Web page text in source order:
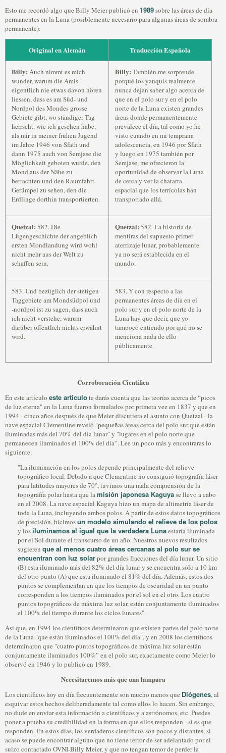
Esto me recordó algo que Billy Meier publicó en 1989sobre las áreas de día
permanentes en la Luna (posiblemente necesario para algunas áreas de sombra
permanente):
Original en Alemán Traducción Española
Billy: Auch nimmt es mich
wunder, warum die Amis
eigentlich nie etwas davon hören
liessen, dass es am Süd- und
Nordpol des Mondes grosse
Gebiete gibt, wo ständiger Tag
herrscht, wie ich gesehen habe,
als mir in meiner frühen Jugend
im Jahre 1946 von Sfath und
dann 1975 auch von Semjase die
Möglichkeit geboten wurde, den
Mond aus der Nähe zu
betrachten und den Raumfahrt-
Gerümpel zu sehen, den die
Erdlinge dorthin transportierten.
Billy: También me sorprende
porqué los yanquis realmente
nunca dejan saber algo acerca de
que en el polo sur y en el polo
norte de la Luna existen grandes
áreas donde permanentemente
prevalece el día, tal como yo he
visto cuando en mi temprana
adolescencia, en 1946 por Sfath
y luego en 1975 también por
Semjase, me ofrecieron la
oportunidad de observar la Luna
de cerca y ver la chatarra-
espacial que los terrícolas han
transportado allá.
Quetzal: 582. Die
Lügengeschichte der angeblich
ersten Mondlandung wird wohl
nicht mehr aus der Welt zu
schaffen sein.
Quetzal: 582. La historia de
mentiras del supuesto primer
aterrizaje lunar, probablemente
ya no será establecida en el
mundo.
583. Und bezüglich der stetigen
Taggebiete am Mondsüdpol und
-nordpol ist zu sagen, dass auch
ich nicht verstehe, warum
darüber öffentlich nichts erwähnt
wird.
583. Y con respecto a las
permanentes áreas de día en el
polo sur y en el polo norte de la
Luna hay que decir, que yo
tampoco entiendo por qué no se
menciona nada de ello
públicamente.
Corroboración Científica
En este artículo este artículote darás cuenta que las teorías acerca de “picos
de luz eterna" en la Luna fueron formulados por primera vez en 1837 y que en
1994 - cinco años después de que Meier discutiera el asunto con Quetzal - la
nave espacial Clementine reveló "pequeñas áreas cerca del polo sur que están
iluminadas más del 70% del día lunar" y "lugares en el polo norte que
permanecen iluminados el 100% del día”. Lee un poco más y encontraras lo
siguiente:
"La iluminación en los polos depende principalmente del relieve
topográfico local. Debido a que Clementine no consiguió topografía láser
para latitudes mayores de 70°, tuvimos una mala comprensión de la
topografía polar hasta que lamisión japonesa Kaguyase llevo a cabo
en el 2008. La nave espacial Kaguya hizo un mapa de altimetría láser de
toda la Luna, incluyendo ambos polos. A partir de estos datos topográficos
de precisión, hicimosun modelo simulando el relieve de los polos
y losiluminamos al igual que la verdadera Lunaestaría iluminada
por el Sol durante el transcurso de un año. Nuestros nuevos resultados
sugieren que al menos cuatro áreas cercanas al polo sur se
encuentran con luz solarpor grandes fracciones del día lunar. Un sitio
(B) esta iluminado más del 82% del día lunar y se encuentra sólo a 10 km
del otro punto (A) que esta iluminado el 81% del día. Además, estos dos
puntos se complementan en que los tiempos de oscuridad en un punto
corresponden a los tiempos iluminados por el sol en el otro. Los cuatro
puntos topográficos de máxima luz solar, están conjuntamente iluminados
el 100% del tiempo durante los ciclos lunares".
Así que, en 1994 los científicos determinaron que existen partes del polo norte
de la Luna "que están iluminados el 100% del día", y en 2008 los científicos
determinaron que "cuatro puntos topográficos de máxima luz solar están
conjuntamente iluminados 100%” en el polo sur, exactamente como Meier lo
observó en 1946 y lo publicó en 1989.
Necesitaremos más que una lampara
Los científicos hoy en día frecuentemente son mucho menos que Diógenes, al
esquivar estos hechos deliberadamente tal como ellos lo hacen. Sin embargo,
no dude en enviar esta información a científicos y a astrónomos, etc. Puedes
poner a prueba su credibilidad en la forma en que ellos responden - si es que
responden. En estos días, los verdaderos científicos son pocos y distantes, si
acaso se puede encontrar alguno que no tiene terror de ser adelantado por el
suizo contactado OVNI-Billy Meier, y que no tengan temor de perder la